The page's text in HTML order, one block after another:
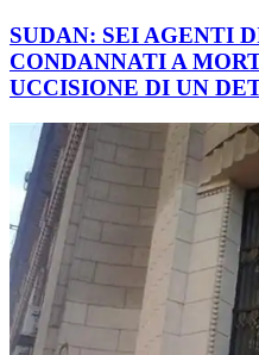
SUDAN: SEI AGENTI
CONDANNATI A
UCCISIONE DI UN